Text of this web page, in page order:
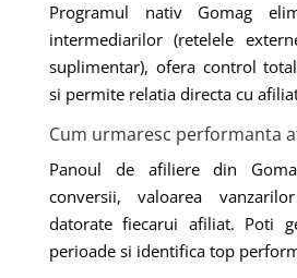
Programul nativ Gomag
intermediarilor (retelele
suplimentar), ofera control
si permite relatia directa cu
Cum urmaresc performanta
Panoul de afiliere din
conversii, valoarea
datorate fiecarui afiliat. Poti
perioade si identifica top